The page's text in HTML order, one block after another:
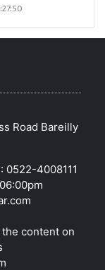
Road Bareilly
0522-4008111
content on